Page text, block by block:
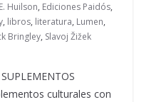
E. Huilson, Ediciones Paidós,
, libros, literatura, Lumen,
Bringley, Slavoj Žižek
culturales con